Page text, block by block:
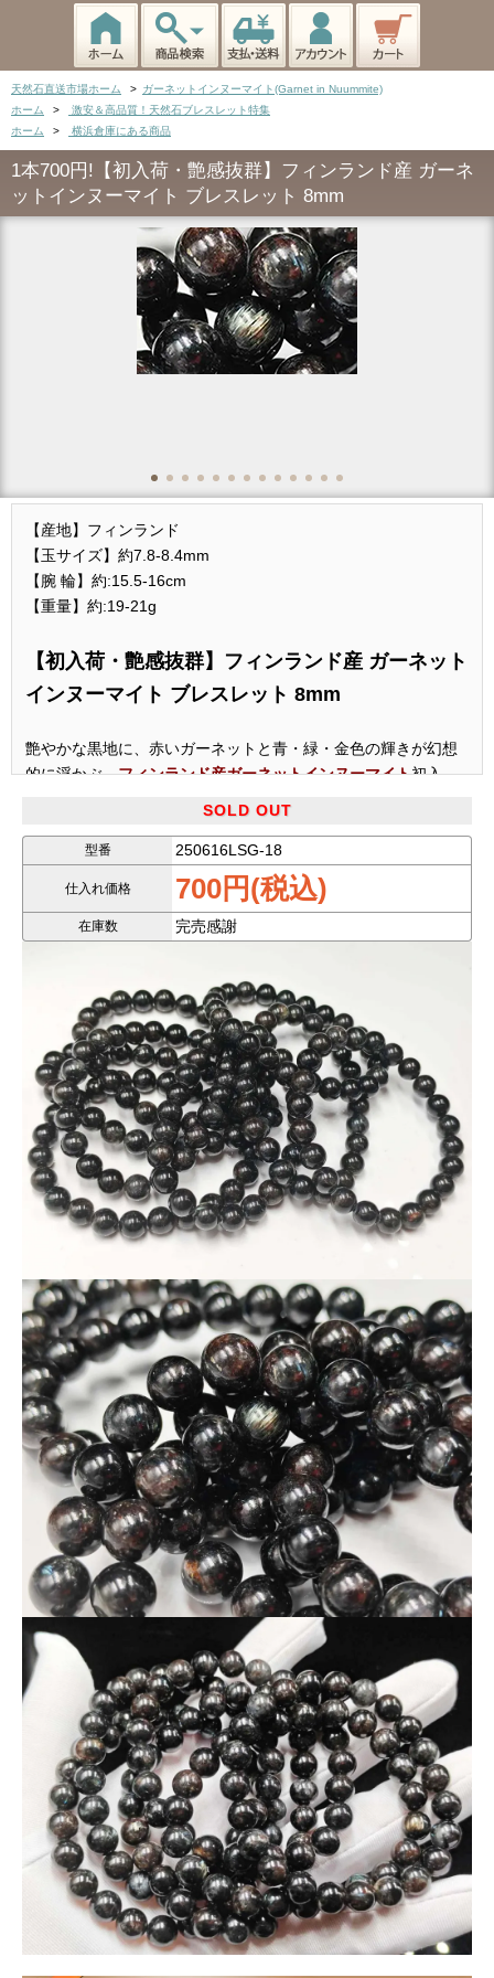
天然石直送市場ホーム > ガーネットインヌーマイト(Garnet in Nuummite)
ホーム
>
激安＆高品質！天然石ブレスレット特集
ホーム
> 横浜倉庫にある商品
1本700円!【初入荷・艶感抜群】フィンランド産 ガーネ
ットインヌーマイト ブレスレット 8mm
【産地】フィンランド
【玉サイズ】約7.8-8.4mm
【腕 輪】約:15.5-16cm
【重量】約:19-21g
【初入荷・艶感抜群】フィンランド産 ガーネット
インヌーマイト ブレスレット 8mm
艶やかな黒地に、赤いガーネットと青・緑・金色の輝きが幻想
的に浮かぶ、フィンランド産ガーネットインヌーマイト初入
漆黒の中にきらめく多色のシラーは、自然が生んだ神秘そのも
8mmサイズながら存在感たっぷりで、男性女性問わずお楽しみ
いただける一品です。
ヌーマイトは「魔法の石」とも呼ばれ、内なる強さと直感力を
高めるとされます。
加えて内包されたガーネットは「情熱」「エネルギーの活性
化」を象徴し、困難に打ち勝つ力を与えてくれる組み合わせで
す。
卸ならではの特別価格、1本700円！
天然石卸専門店ならではの品質と価格を、ぜひお確かめくださ
SOLD OUT
型番 250616LSG-18
仕入れ価格 700円(税込)
在庫数 完売感謝